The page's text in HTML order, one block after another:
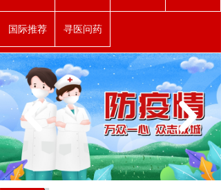
国际推荐 寻医问药